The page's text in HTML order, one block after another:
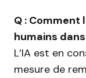
Q : Comment
humains
L’IA est en
mesure de